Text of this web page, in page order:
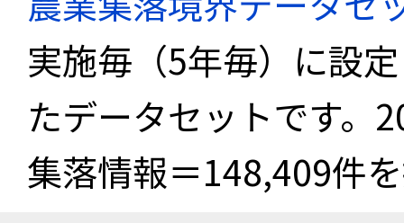
実施毎（5年毎）に設
たデータセットです。
集落情報＝148,409件